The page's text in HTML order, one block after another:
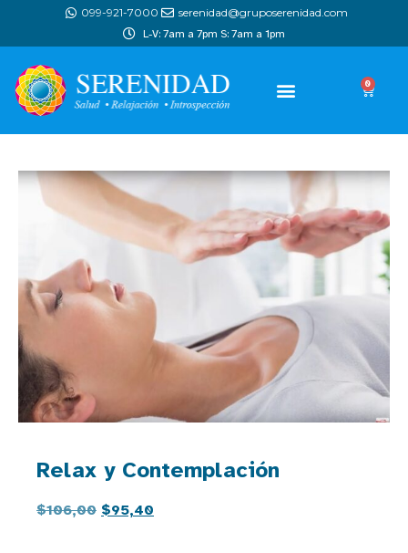
099-921-7000 serenidad@gruposerenidad.com
L-V: 7am a 7pm S: 7am a 1pm
0
Relax y Contemplación
$106,00 $95,40